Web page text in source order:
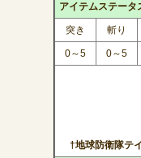
アイテムステータ
突き 斬り
0～5 0～5
†地球防衛隊テ